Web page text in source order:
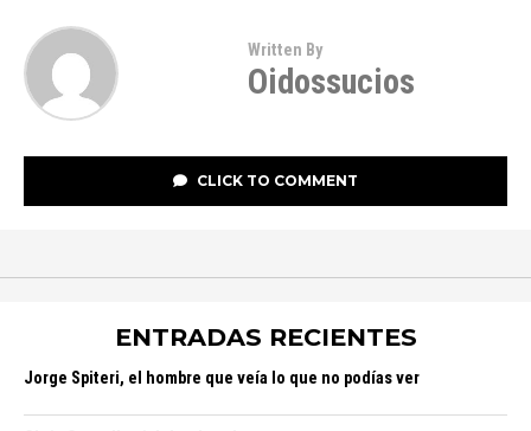
Written By
Oidossucios
CLICK TO COMMENT
ENTRADAS RECIENTES
Jorge Spiteri, el hombre que veía lo que no podías ver